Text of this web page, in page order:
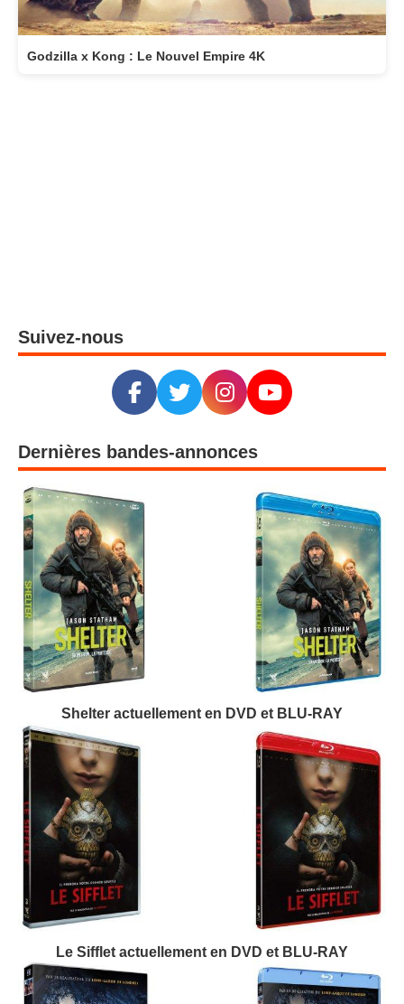
Godzilla x Kong : Le Nouvel Empire 4K
Suivez-nous
Dernières bandes-annonces
Shelter actuellement en DVD et BLU-RAY
Le Sifflet actuellement en DVD et BLU-RAY